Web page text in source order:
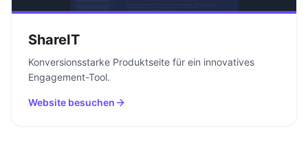
ShareIT
Konversionsstarke Produktseite für ein innovatives
Engagement-Tool.
Website besuchen